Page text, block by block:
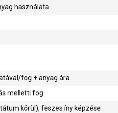
használata
fog + anyag ára
melletti fog
körül), feszes íny képzése